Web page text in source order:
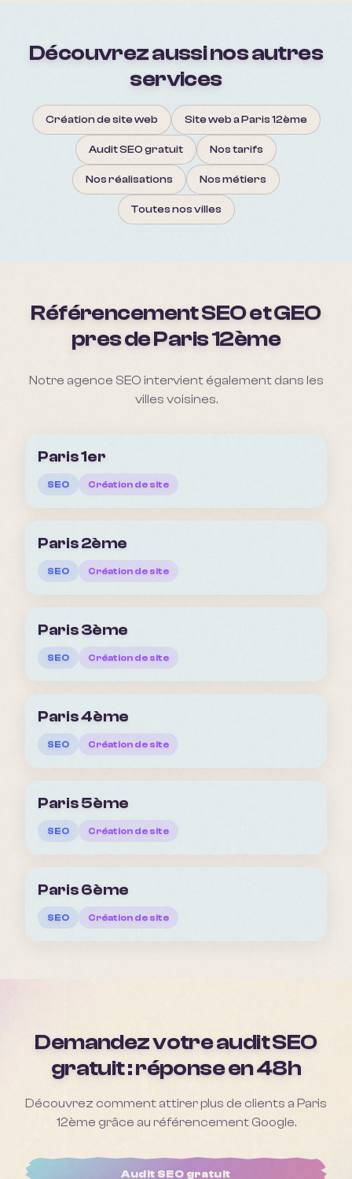
Découvrez aussi nos autres
services
Création de site web Site web a Paris 12ème
Audit SEO gratuit Nos tarifs
Nos réalisations Nos métiers
Toutes nos villes
Référencement SEO et GEO
pres deParis 12ème
Notre agence SEO intervient également dans les
villes voisines.
Paris 1er
SEO Création de site
Paris 2ème
SEO Création de site
Paris 3ème
SEO Création de site
Paris 4ème
SEO Création de site
Paris 5ème
SEO Création de site
Paris 6ème
SEO Création de site
Demandez votre audit SEO
gratuit : réponse en 48h
Découvrez comment attirer plus de clients a Paris
12ème grâce au référencement Google.
Audit SEO gratuit